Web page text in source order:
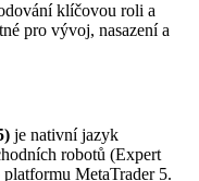
klíčovou roli a
pro vývoj, nasazení a
je nativní jazyk
robotů (Expert
MetaTrader 5.